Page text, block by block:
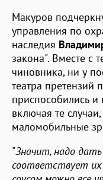
Макуров
управления по
наследия
закона". Вместе с
чиновника, ни у
театра претензий
приспособились
включая те
маломобильные
"Значит, надо
соответствует